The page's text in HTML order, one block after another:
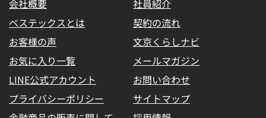
会社概要
社員紹介
ベステックスとは
契約の流れ
お客様の声
文京くらしナビ
お気に入り一覧
メールマガジン
LINE公式アカウント
お問い合わせ
プライバシーポリシー
サイトマップ